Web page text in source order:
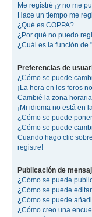
Me registré ¡y no me
Hace un tiempo me
¿Qué es COPPA?
¿Por qué no puedo
¿Cuál es la función de
Preferencias de
¿Cómo se puede
¡La hora en los foros
Cambié la zona
¡Mi idioma no está en
¿Cómo se puede
¿Cómo se puede
Cuando hago clic
registre!
Publicación de
¿Cómo se puede
¿Cómo se puede
¿Cómo se puede
¿Cómo creo una